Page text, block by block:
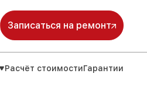
Записаться на ремонт
Расчёт стоимостиГарантии